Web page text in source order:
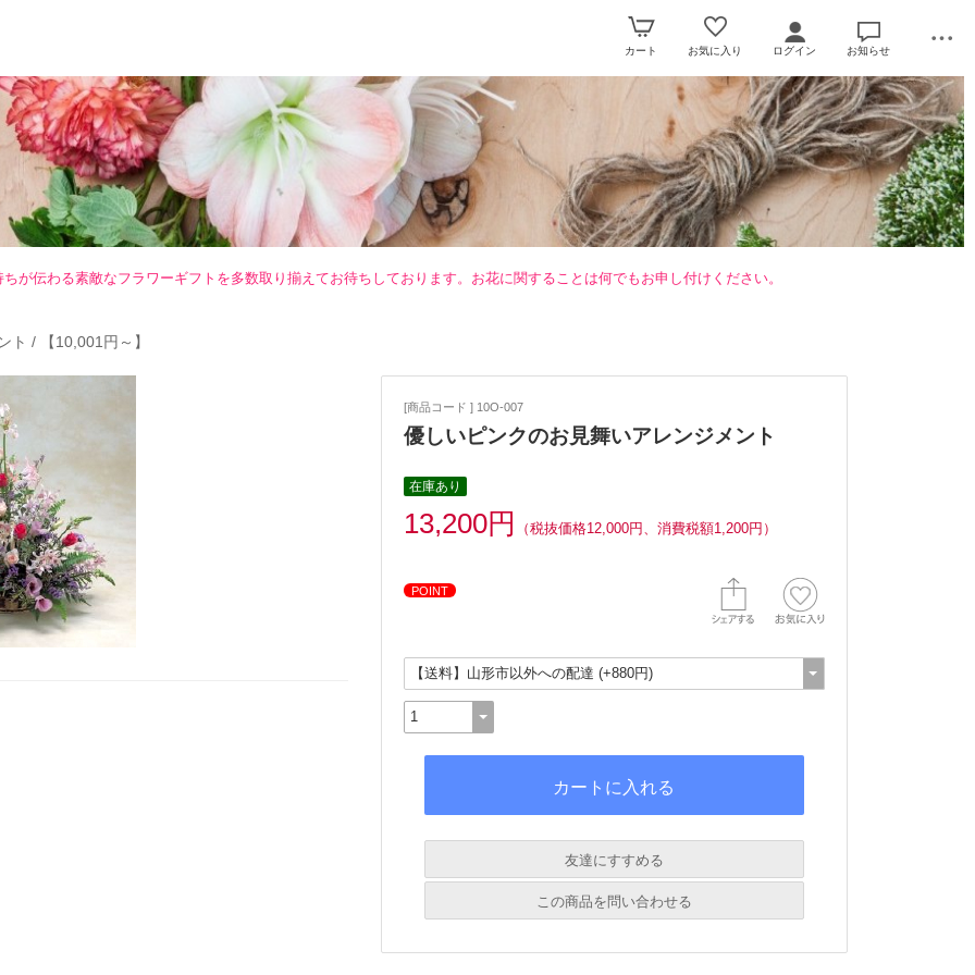
カート お気に入り ログイン お知らせ
が伝わる素敵なフラワーギフトを多数取り揃えてお待ちしております。お花に関することは何でもお申し付けください。
ト / 【10,001円～】
[商品コード ] 10O-007
優しいピンクのお見舞いアレンジメント
在庫あり
13,200円 （税抜価格12,000円、消費税額1,200円）
POINT
友達にすすめる
この商品を問い合わせる